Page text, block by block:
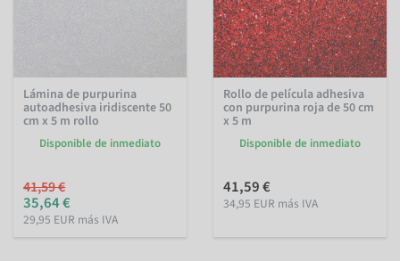
Lámina de purpurina
autoadhesiva iridiscente 50
cm x 5 m rollo
Disponible de inmediato
41,59 €
35,64 €
29,95 EUR más IVA
Rollo de película adhesiva
con purpurina roja de 50 cm
x 5 m
Disponible de inmediato
41,59 €
34,95 EUR más IVA